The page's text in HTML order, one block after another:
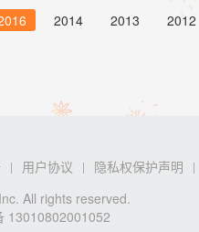
2014 2013 2012
| 用户协议 | 隐私权保护声明 |
All rights reserved.
13010802001052